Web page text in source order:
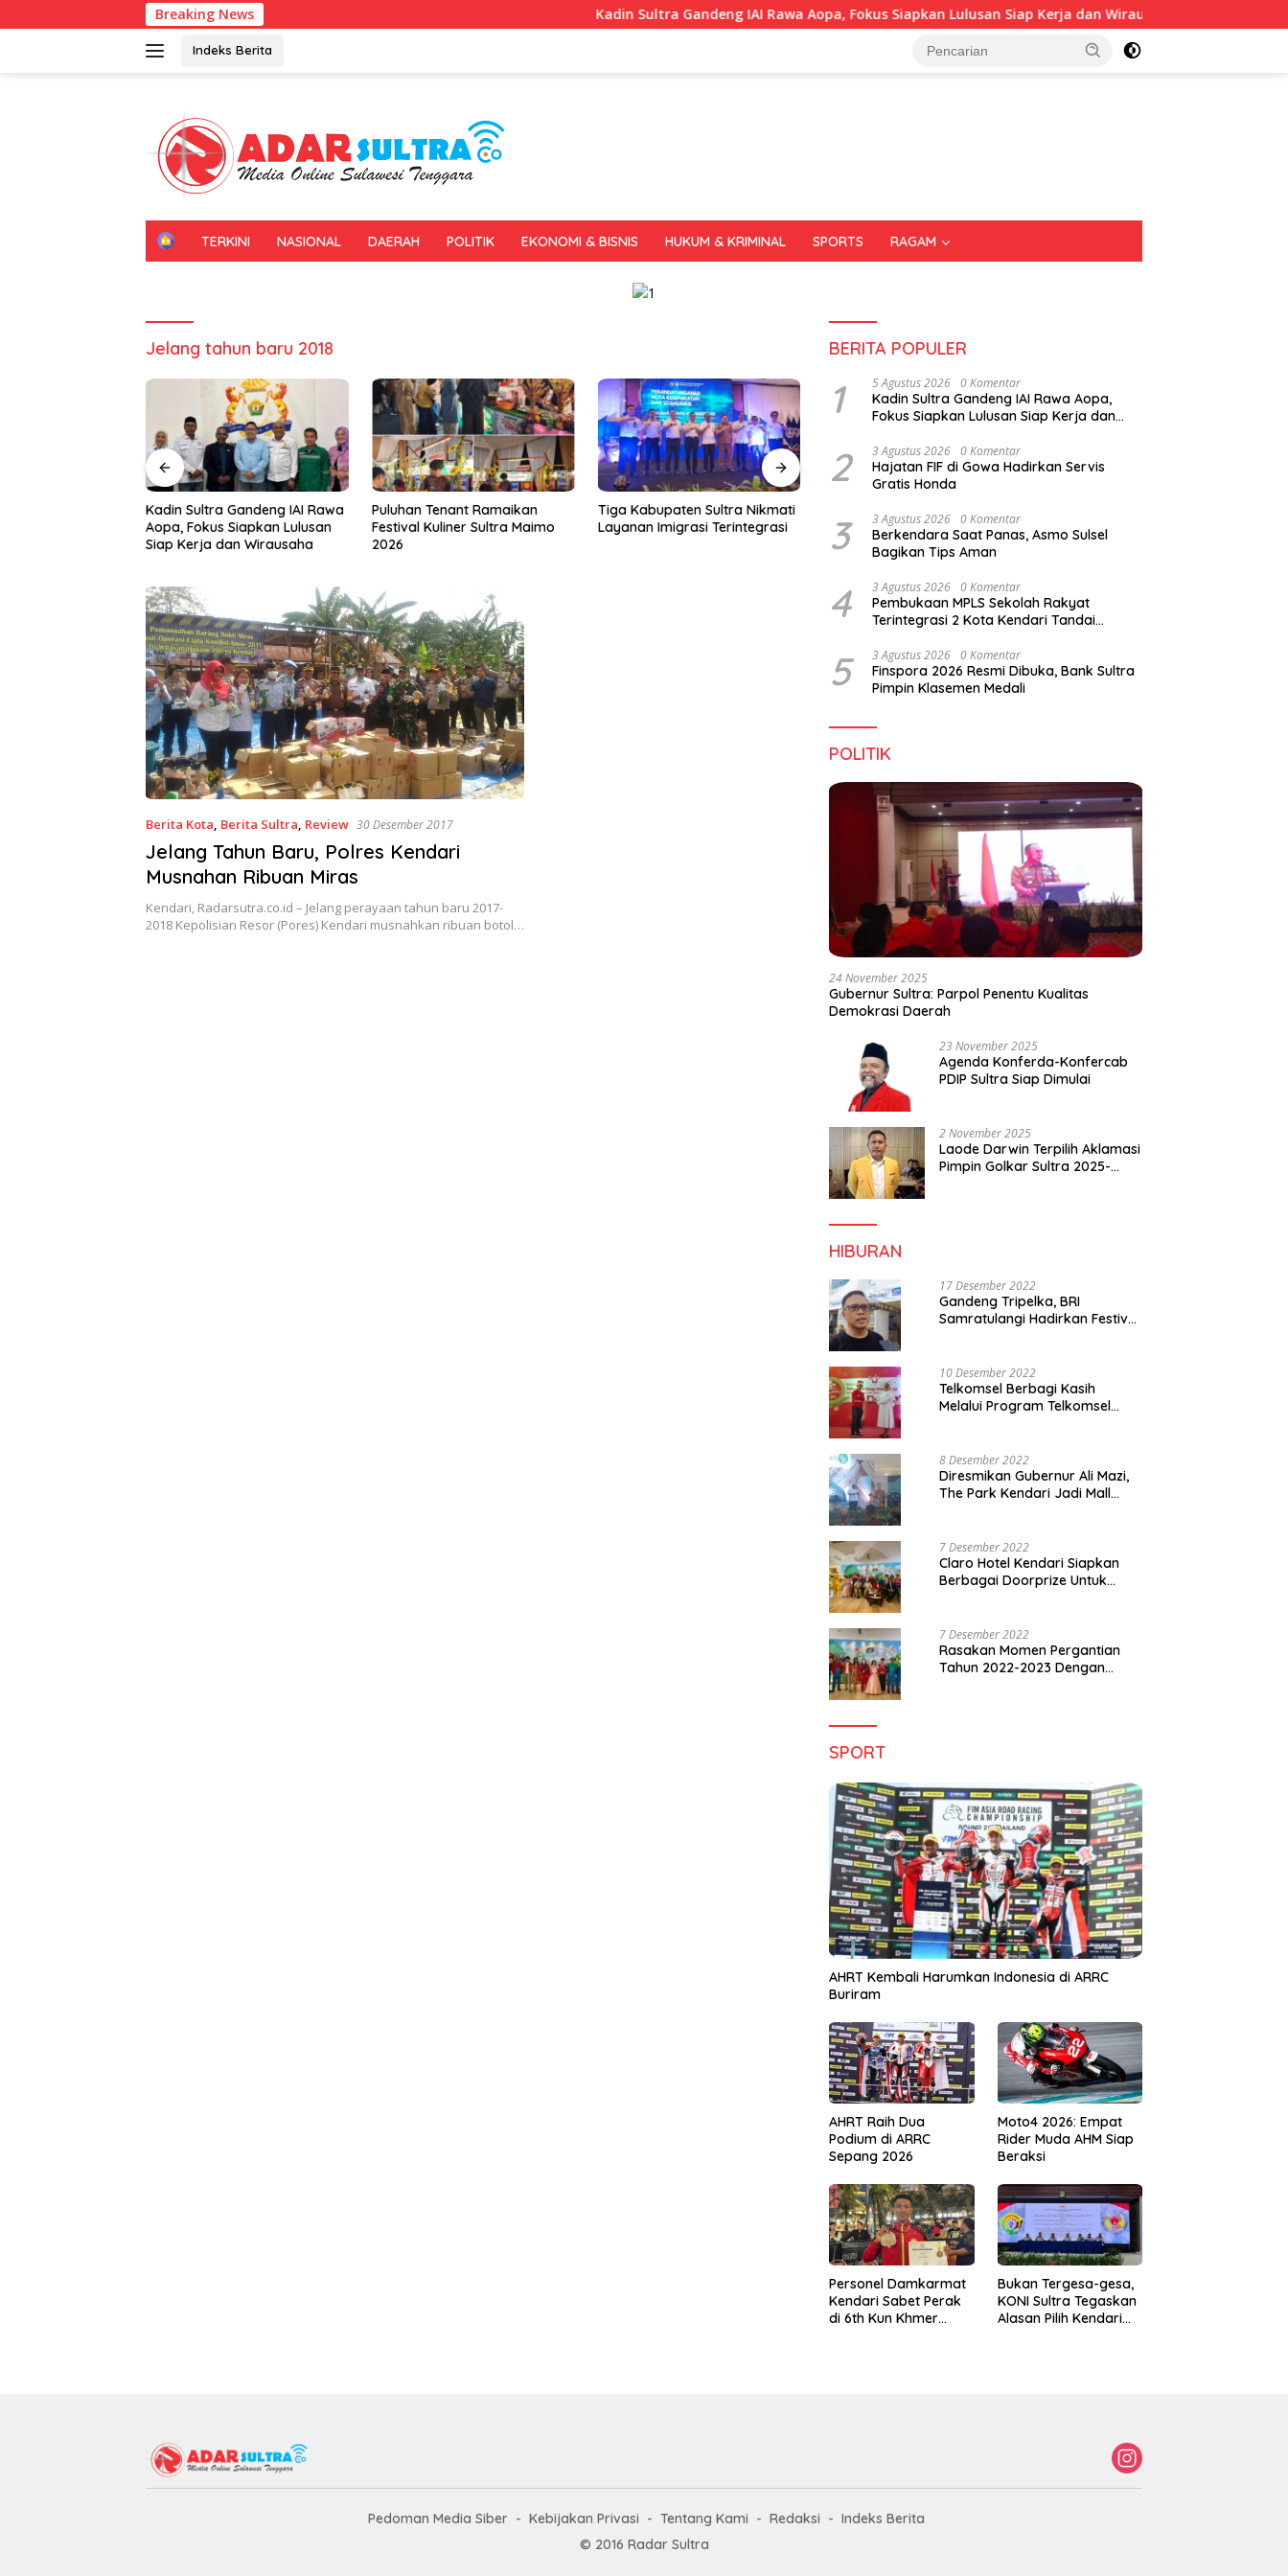
ke
Breaking News Kadin Sultra Gandeng IAI Rawa Aopa, Fokus Siapkan Lulusan Siap Kerja dan Wirausaha
Indeks Berita
H
TERKINI NASIONAL DAERAH POLITIK EKONOMI & BISNIS HUKUM & KRIMINAL SPORTS RAGAM
Jelang tahun baru 2018
Puluhan Tenant Ramaikan
Festival Kuliner Sultra Maimo
2026
Tiga Kabupaten Sultra Nikmati
Layanan Imigrasi Terintegrasi
Harapan Tidak Mengenal
Batas Negara
Sultra Terus Maju, Namun
Infrastruktur Pariwisata dan
Perikanan Masih Jadi
Tantangan
Bank Sultra Pimpin Klasemen
Medali
Berita Kota, Berita Sultra, Review 30 Desember 2017
Jelang Tahun Baru, Polres Kendari
Musnahan Ribuan Miras
Kendari, Radarsutra.co.id – Jelang perayaan tahun baru 2017-
2018 Kepolisian Resor (Pores) Kendari musnahkan ribuan botol…
BERITA POPULER
1 5 Agustus 2026 0 Komentar
Kadin Sultra Gandeng IAI Rawa Aopa,
Fokus Siapkan Lulusan Siap Kerja dan
2 3 Agustus 2026 0 Komentar
Hajatan FIF di Gowa Hadirkan Servis
Gratis Honda
3 3 Agustus 2026 0 Komentar
Berkendara Saat Panas, Asmo Sulsel
Bagikan Tips Aman
4 3 Agustus 2026 0 Komentar
Pembukaan MPLS Sekolah Rakyat
Terintegrasi 2 Kota Kendari Tandai
5 3 Agustus 2026 0 Komentar
Finspora 2026 Resmi Dibuka, Bank Sultra
Pimpin Klasemen Medali
POLITIK
24 November 2025
Gubernur Sultra: Parpol Penentu Kualitas
Demokrasi Daerah
23 November 2025
Agenda Konferda-Konfercab
PDIP Sultra Siap Dimulai
2 November 2025
Laode Darwin Terpilih Aklamasi
Pimpin Golkar Sultra 2025-
HIBURAN
17 Desember 2022
Gandeng Tripelka, BRI
Samratulangi Hadirkan Festival
10 Desember 2022
Telkomsel Berbagi Kasih
Melalui Program Telkomsel
8 Desember 2022
Diresmikan Gubernur Ali Mazi,
The Park Kendari Jadi Mall
7 Desember 2022
Claro Hotel Kendari Siapkan
Berbagai Doorprize Untuk
7 Desember 2022
Rasakan Momen Pergantian
Tahun 2022-2023 Dengan
SPORT
AHRT Kembali Harumkan Indonesia di ARRC
Buriram
AHRT Raih Dua
Podium di ARRC
Sepang 2026
Moto4 2026: Empat
Rider Muda AHM Siap
Beraksi
Personel Damkarmat
Kendari Sabet Perak
di 6th Kun Khmer
Bukan Tergesa-gesa,
KONI Sultra Tegaskan
Alasan Pilih Kendari
Pedoman Media Siber Kebijakan Privasi Tentang Kami Redaksi
Indeks Berita
© 2016 Radar Sultra